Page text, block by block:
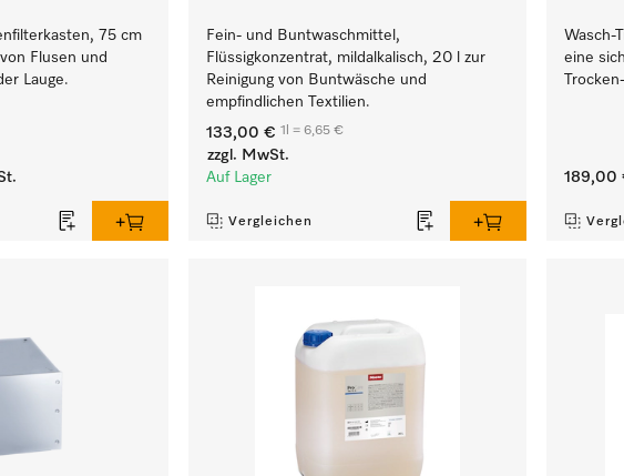
75 cm
Flusen und
Lauge.
Fein- und Buntwaschmittel,
Flüssigkonzentrat, mildalkalisch, 20 l zur
Reinigung von Buntwäsche und
empfindlichen Textilien.
133,00 € 1l = 6,65 €
zzgl. MwSt.
Auf Lager
Vergleichen
Wasch-
eine
189,00